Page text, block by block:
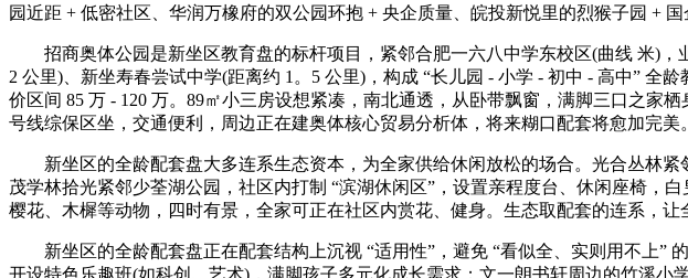
园近距 + 低密社区、华润万橡府的双公园环抱 + 央企质量、皖投新悦里的烈猴子园 +
招商奥体公园是新坐区教育盘的标杆项目，紧邻合肥一六八中学东校区(曲线 米)，
2 公里)、新坐寿春尝试中学(距离约 1。5 公里)，构成 “长儿园 - 小学 - 初中 - 高中” 全
价区间 85 万 - 120 万。89㎡小三房设想紧凑，南北通透，从卧带飘窗，满脚三口之家
号线综保区坐，交通便利，周边正在建奥体核心贸易分析体，将来糊口配套将愈加完美。
新坐区的全龄配套盘大多连系生态资本，为全家供给休闲放松的场合。光合丛林紧
茂学林拾光紧邻少荃湖公园，社区内打制 “滨湖休闲区”，设置亲程度台、休闲座椅，
樱花、木樨等动物，四时有景，全家可正在社区内赏花、健身。生态取配套的连系，
新坐区的全龄配套盘正在配套结构上沉视 “适用性”，避免 “看似全、实则用不上”
开设特色乐趣班(如科创、艺术)，满脚孩子多元化成长需求；文一朗书轩周边的竹溪